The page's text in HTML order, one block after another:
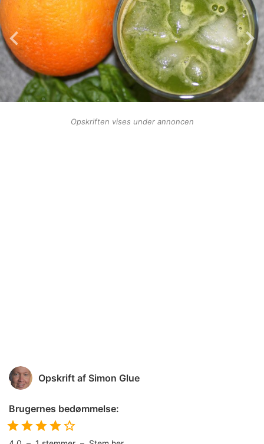
Opskriften vises under annoncen
Opskrift af Simon Glue
Brugernes bedømmelse: